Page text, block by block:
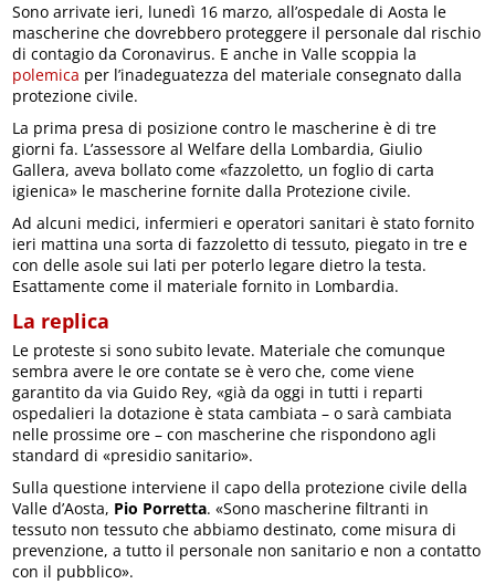
Sono arrivate ieri, lunedì 16 marzo, all’ospedale di Aosta le
mascherine che dovrebbero proteggere il personale dal rischio
di contagio da Coronavirus. E anche in Valle scoppia la
polemica per l’inadeguatezza del materiale consegnato dalla
protezione civile.
La prima presa di posizione contro le mascherine è di tre
giorni fa. L’assessore al Welfare della Lombardia, Giulio
Gallera, aveva bollato come «fazzoletto, un foglio di carta
igienica» le mascherine fornite dalla Protezione civile.
Ad alcuni medici, infermieri e operatori sanitari è stato fornito
ieri mattina una sorta di fazzoletto di tessuto, piegato in tre e
con delle asole sui lati per poterlo legare dietro la testa.
Esattamente come il materiale fornito in Lombardia.
La replica
Le proteste si sono subito levate. Materiale che comunque
sembra avere le ore contate se è vero che, come viene
garantito da via Guido Rey, «già da oggi in tutti i reparti
ospedalieri la dotazione è stata cambiata – o sarà cambiata
nelle prossime ore – con mascherine che rispondono agli
standard di «presidio sanitario».
Sulla questione interviene il capo della protezione civile della
Valle d’Aosta, Pio Porretta. «Sono mascherine filtranti in
tessuto non tessuto che abbiamo destinato, come misura di
prevenzione, a tutto il personale non sanitario e non a contatto
con il pubblico».